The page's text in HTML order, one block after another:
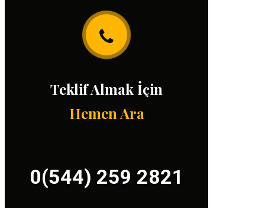
Teklif Almak İçin
Hemen Ara
0(544) 259 2821